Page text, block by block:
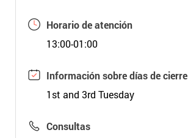
Horario de atención
13:00-01:00
Información sobre días de cierre
1st and 3rd Tuesday
Consultas